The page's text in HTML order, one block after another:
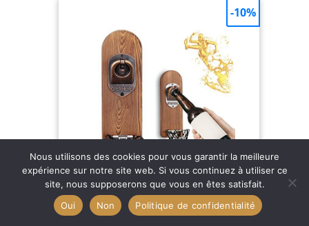
originale】Envie de faire sourire un proche ? Ces
chaussettes pleines d’humour sont parfaites pour
offrir à un anniversaire, à Noël ou juste pour le
fun. Idéal pour tous ceux qui aiment la bière et les
moments conviviaux. 【Taille unique – Convient à
tout le monde】Grâce à leur matière extensible,
ces chaussettes s’adaptent confortablement aux
pieds de la plupart des hommes et femmes.
Douces, souples et agréables à porter au
quotidien. 【Style et personnalité】Chaussettes
hautes classiques ou courtes et colorées : nous
avons le modèle parfait pour chaque saison,
chaque humeur et chaque occasion. Toujours fun,
-10%
Nous utilisons des cookies pour vous garantir la meilleure
expérience sur notre site web. Si vous continuez à utiliser ce
site, nous supposerons que vous en êtes satisfait.
Oui
Non Politique de confidentialité